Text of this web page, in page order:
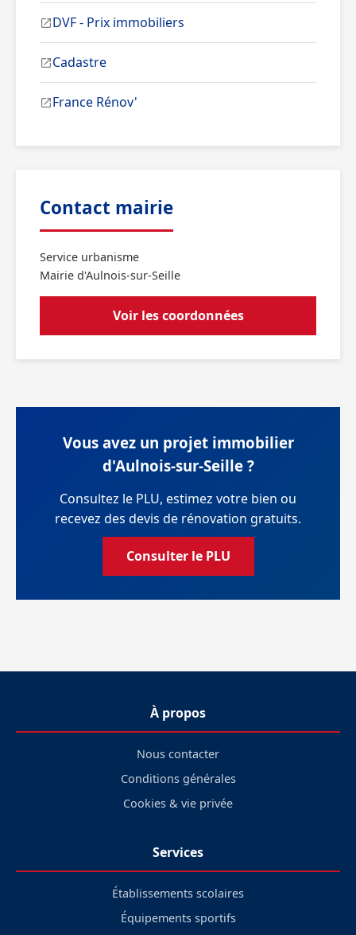
DVF - Prix immobiliers
Cadastre
France Rénov'
Contact mairie
Service urbanisme
Mairie d'Aulnois-sur-Seille
Voir les coordonnées
Vous avez un projet immobilier
d'Aulnois-sur-Seille ?
Consultez le PLU, estimez votre bien ou
recevez des devis de rénovation gratuits.
Consulter le PLU
À propos
Nous contacter
Conditions générales
Cookies & vie privée
Services
Établissements scolaires
Équipements sportifs